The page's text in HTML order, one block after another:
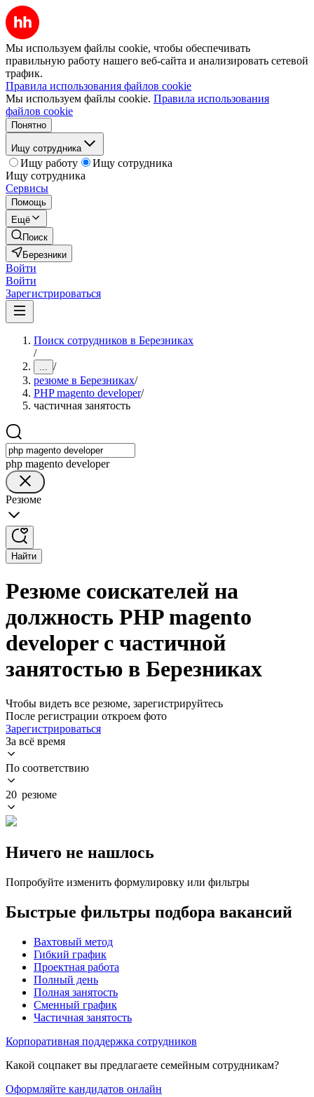
Мы используем файлы cookie, чтобы обеспечивать
правильную работу нашего веб-сайта и анализировать сетевой
трафик.
Правила использования файлов cookie
Мы используем файлы cookie. Правила использования
файлов cookie
Понятно
Ищу сотрудника
Ищу работу
Ищу сотрудника
Ищу сотрудника
Сервисы
Помощь
Ещё
Поиск
Березники
Войти
Войти
Зарегистрироваться
Поиск сотрудников в Березниках
/
... /
резюме в Березниках/
PHP magento developer/
частичная занятость
php magento developer
Резюме
Найти
Резюме соискателей на
должность PHP magento
developer с частичной
занятостью в Березниках
Чтобы видеть все резюме, зарегистрируйтесь
После регистрации откроем фото
Зарегистрироваться
За всё время
По соответствию
20 резюме
Ничего не нашлось
Попробуйте изменить формулировку или фильтры
Быстрые фильтры подбора вакансий
Вахтовый метод
Гибкий график
Проектная работа
Полный день
Полная занятость
Сменный график
Частичная занятость
Корпоративная поддержка сотрудников
Какой соцпакет вы предлагаете семейным сотрудникам?
Оформляйте кандидатов онлайн